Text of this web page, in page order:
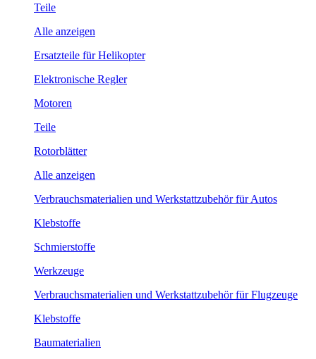
Teile
Alle anzeigen
Ersatzteile für Helikopter
Elektronische Regler
Motoren
Teile
Rotorblätter
Alle anzeigen
Verbrauchsmaterialien und Werkstattzubehör für Autos
Klebstoffe
Schmierstoffe
Werkzeuge
Verbrauchsmaterialien und Werkstattzubehör für Flugzeuge
Klebstoffe
Baumaterialien